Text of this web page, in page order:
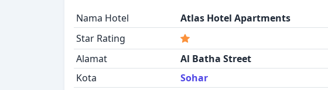
Nama Hotel
Atlas Hotel Apartments
Star Rating
Alamat
Al Batha Street
Kota
Sohar